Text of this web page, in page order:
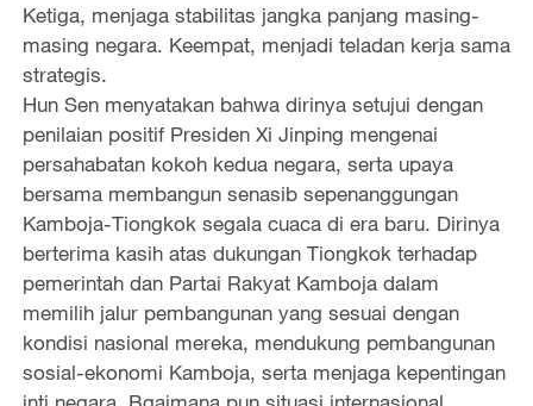
Ketiga, menjaga stabilitas jangka panjang masing-
masing negara. Keempat, menjadi teladan kerja sama
strategis.
Hun Sen menyatakan bahwa dirinya setujui dengan
penilaian positif Presiden Xi Jinping mengenai
persahabatan kokoh kedua negara, serta upaya
bersama membangun senasib sepenanggungan
Kamboja-Tiongkok segala cuaca di era baru. Dirinya
berterima kasih atas dukungan Tiongkok terhadap
pemerintah dan Partai Rakyat Kamboja dalam
memilih jalur pembangunan yang sesuai dengan
kondisi nasional mereka, mendukung pembangunan
sosial-ekonomi Kamboja, serta menjaga kepentingan